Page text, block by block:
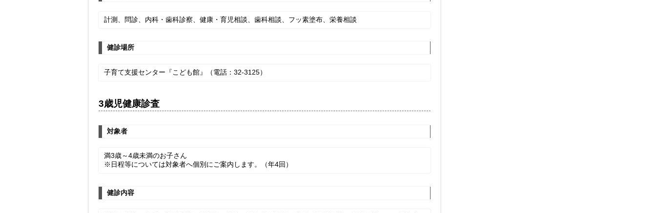
計測、問診、内科・歯科診察、健康・育児相談、歯科相談、フッ素塗布、栄養相談
健診場所
子育て支援センター『こども館』（電話：32-3125）
3歳児健康診査
対象者
満3歳～4歳未満のお子さん
※日程等については対象者へ個別にご案内します。（年4回）
健診内容